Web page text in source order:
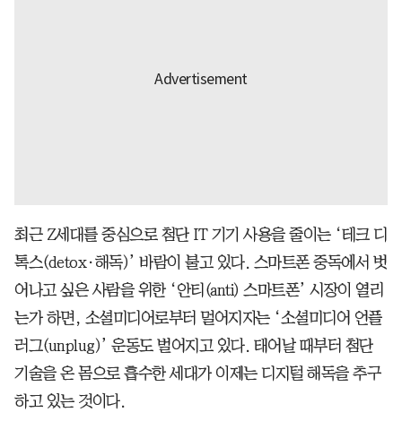
최근 Z세대를 중심으로 첨단 IT 기기 사용을 줄이는 ‘테크 디
톡스(detox·해독)’ 바람이 불고 있다. 스마트폰 중독에서 벗
어나고 싶은 사람을 위한 ‘안티(anti) 스마트폰’ 시장이 열리
는가 하면, 소셜미디어로부터 멀어지자는 ‘소셜미디어 언플
러그(unplug)’ 운동도 벌어지고 있다. 태어날 때부터 첨단
기술을 온 몸으로 흡수한 세대가 이제는 디지털 해독을 추구
하고 있는 것이다.